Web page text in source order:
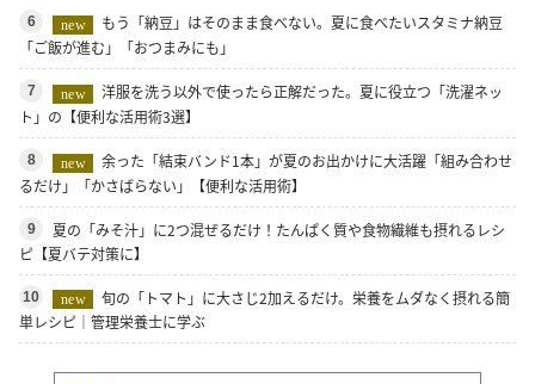
6 new
もう「納豆」はそのまま食べない。夏に食べたいスタミナ納豆
「ご飯が進む」「おつまみにも」
7 new
洋服を洗う以外で使ったら正解だった。夏に役立つ「洗濯ネッ
ト」の【便利な活用術3選】
8 new
余った「結束バンド1本」が夏のお出かけに大活躍「組み合わせ
るだけ」「かさばらない」【便利な活用術】
9
夏の「みそ汁」に2つ混ぜるだけ！たんぱく質や食物繊維も摂れるレシ
ピ【夏バテ対策に】
10 new
旬の「トマト」に大さじ2加えるだけ。栄養をムダなく摂れる簡
単レシピ｜管理栄養士に学ぶ